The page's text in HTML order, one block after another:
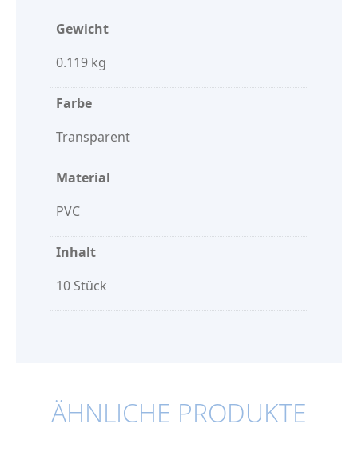
Gewicht
0.119 kg
Farbe
Transparent
Material
PVC
Inhalt
10 Stück
ÄHNLICHE PRODUKTE